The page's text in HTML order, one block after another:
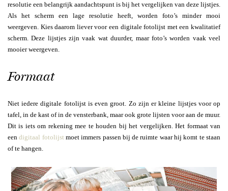
resolutie een belangrijk aandachtspunt is bij het vergelijken van deze lijstjes.
Als het scherm een lage resolutie heeft, worden foto’s minder mooi
weergeven. Kies daarom liever voor een digitale fotolijst met een kwalitatief
scherm. Deze lijstjes zijn vaak wat duurder, maar foto’s worden vaak veel
mooier weergeven.
Formaat
Niet iedere digitale fotolijst is even groot. Zo zijn er kleine lijstjes voor op
tafel, in de kast of in de vensterbank, maar ook grote lijsten voor aan de muur.
Dit is iets om rekening mee tehouden bij het vergelijken. Het formaat van
eendigitaal fotolijst moet immers passen bij de ruimte waar hij komt te staan
of te hangen.